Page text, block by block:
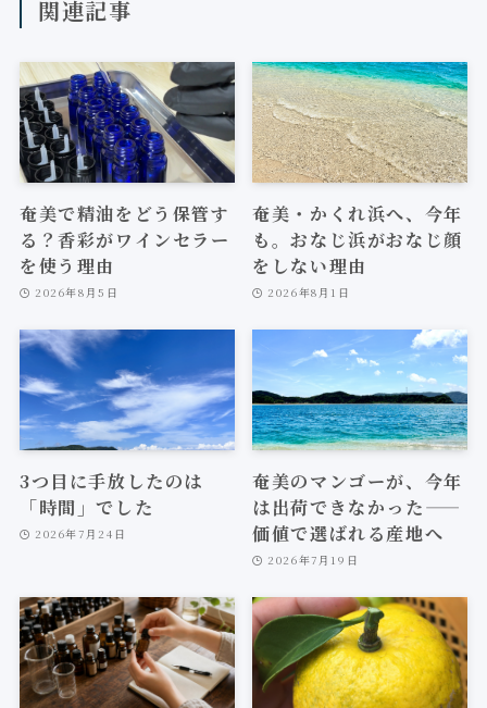
関連記事
奄美で精油をどう保管す
る？香彩がワインセラー
を使う理由
2026年8月5日
奄美・かくれ浜へ、今年
も。おなじ浜がおなじ顔
をしない理由
2026年8月1日
3つ目に手放したのは
「時間」でした
2026年7月24日
奄美のマンゴーが、今年
は出荷できなかった——
価値で選ばれる産地へ
2026年7月19日